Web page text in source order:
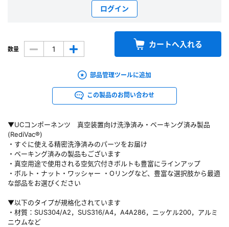
▼UCコンポーネンツ 真空装置向け洗浄済み・ベーキング済み製品
(RediVac®)
・すぐに使える精密洗浄済みのパーツをお届け
・ベーキング済みの製品もございます
・真空用途で使用される空気穴付きボルトも豊富にラインアップ
・ボルト・ナット・ワッシャー ・Oリングなど、豊富な選択肢から最適
な部品をお選びください
▼以下のタイプが規格化されています
・材質：SUS304/A2，SUS316/A4，A4A286，ニッケル200，アルミ
ニウムなど
ログイン
数量 カートへ入れる
部品管理ツールに追加
この製品のお問い合わせ
があります。また当社の判断によりお断りする場合があります。
会員の方はこちら
ログイン
※パスワードをお忘れの方は、パスワード再発行ページへ
※メールアドレスを忘れた方は、 お問い合わせページよりお問い合わせくださ